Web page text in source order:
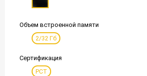
Объем встроенной памяти
2/32 Гб
Сертификация
РСТ